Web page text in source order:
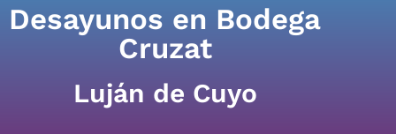
Desayunos en Bodega
Cruzat
Luján de Cuyo